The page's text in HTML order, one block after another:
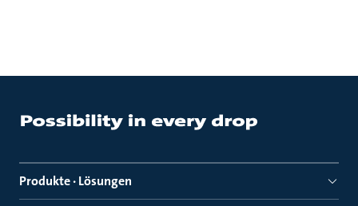
Produkte · Lösungen